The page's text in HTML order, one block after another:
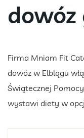
dowóz
Firma Mniam Fit
dowóz w Elblągu
Świątecznej
wystawi diety w